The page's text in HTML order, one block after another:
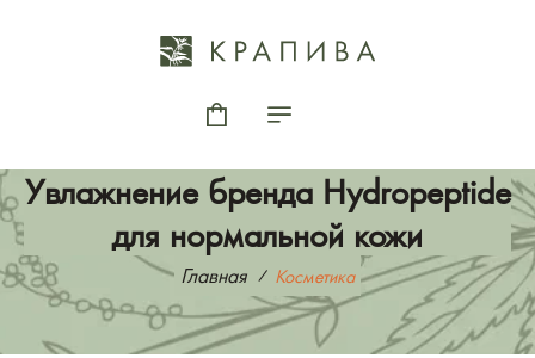
Увлажнение бренда Hydropeptide
для нормальной кожи
Главная Косметика